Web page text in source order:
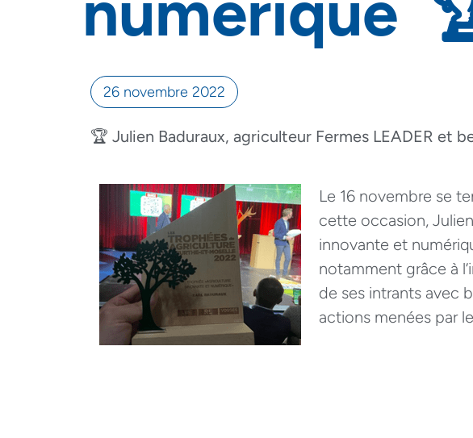
26 novembre 2022
🏆 Julien Baduraux, agriculteur Fermes LEADER et
Le 16 novembre se
cette occasion,
innovante et
notamment grâce à
de ses intrants avec
actions menées par